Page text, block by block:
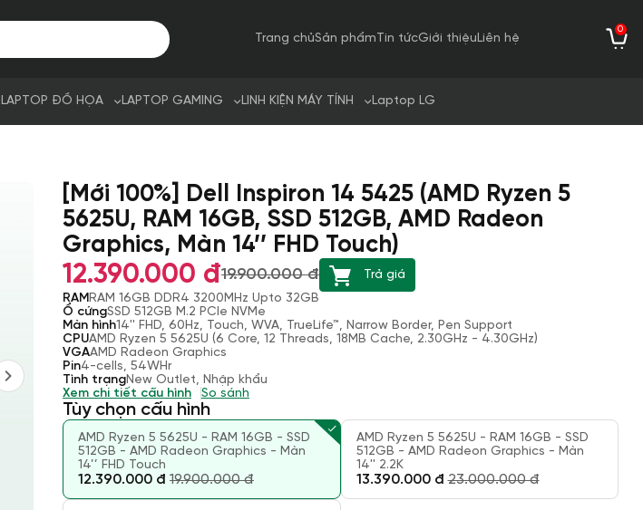
Trang chủSản phẩm Tin tứcGiới thiệuLiên hệ
0
LAPTOP ĐỒ HỌA LAPTOP GAMING LINH KIỆN MÁY TÍNH Laptop LG
[Mới 100%] Dell Inspiron 14 5425 (AMD Ryzen 5
5625U, RAM 16GB, SSD 512GB, AMD Radeon
Graphics, Màn 14’’ FHD Touch)
12.390.000 đ19.900.000 đ
Trả giá
RAMRAM 16GB DDR4 3200MHz Upto 32GB
Ổ cứngSSD 512GB M.2 PCIe NVMe
Màn hình14'' FHD, 60Hz, Touch, WVA, TrueLife™, Narrow Border, Pen Support
CPUAMD Ryzen 5 5625U (6 Core, 12 Threads, 18MB Cache, 2.30GHz - 4.30GHz)
VGAAMD Radeon Graphics
Pin4-cells, 54WHr
Tình trạngNew Outlet, Nhập khẩu
Xem chi tiết cấu hình
So sánh
Tùy chọn cấu hình
AMD Ryzen 5 5625U - RAM 16GB - SSD
512GB - AMD Radeon Graphics - Màn
14’’ FHD Touch
12.390.000 đ 19.900.000 đ
AMD Ryzen 5 5625U - RAM 16GB - SSD
512GB - AMD Radeon Graphics - Màn
14'' 2.2K
13.390.000 đ23.000.000 đ